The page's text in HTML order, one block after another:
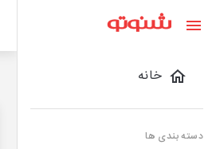
خانه
دسته بندی ها